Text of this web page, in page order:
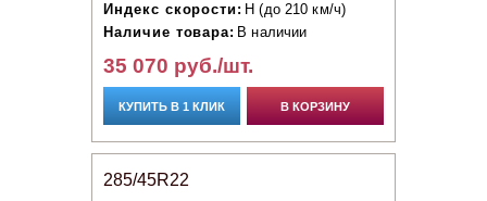
Индекс скорости: H (до 210 км/ч)
Наличие товара: В наличии
35 070 руб./шт.
КУПИТЬ В 1 КЛИК В КОРЗИНУ
285/45R22